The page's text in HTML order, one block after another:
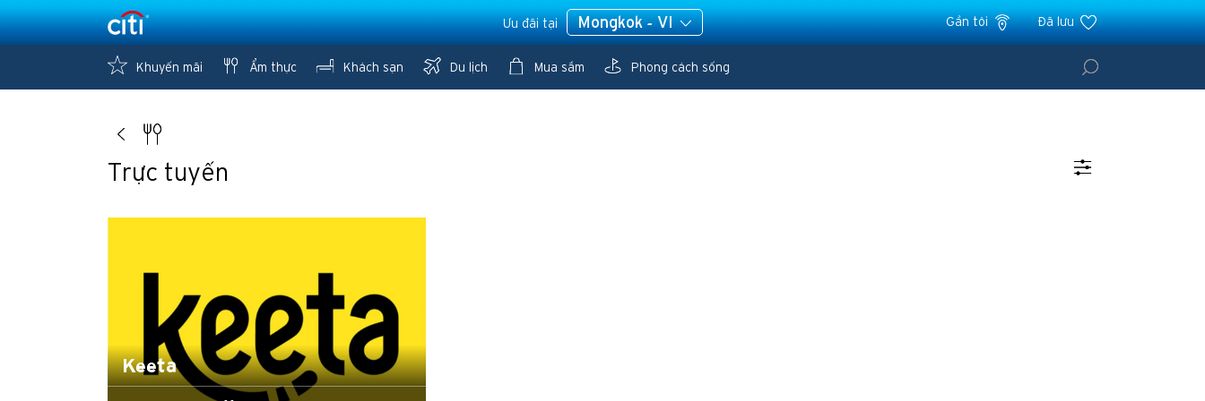
Ưu đãi tại Mongkok - VI Gần tôi Đã lưu
Khuyến mãi Ẩm thực Khách sạn Du lịch Mua sắm Phong cách sống
Trực tuyến
Keeta